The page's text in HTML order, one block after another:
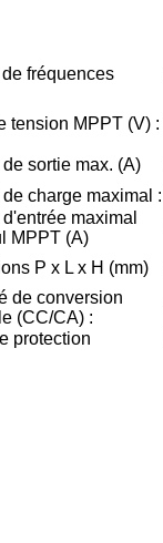
fréquences
tension MPPT (V) :
sortie max. (A)
charge maximal :
maximal
MPPT (A)
P x L x H (mm)
de conversion
(CC/CA) :
protection